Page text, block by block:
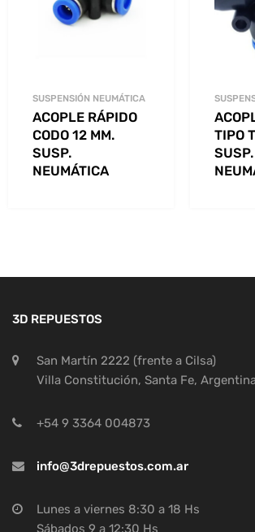
SUSPENSIÓN NEUMÁTICA
ACOPLE RÁPIDO
CODO 12 MM.
SUSP.
NEUMÁTICA
TIPO
SUSP.
3D REPUESTOS
San Martín 2222 (frente a Cilsa)
Villa Constitución, Santa Fe,
+54 9 3364 004873
info@3drepuestos.com.ar
Lunes a viernes 8:30 a 18 Hs
Sábados 9 a 12:30 Hs